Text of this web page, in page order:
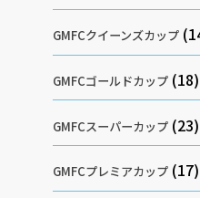
GMFCクイーンズカップ
GMFCゴールドカップ (18)
GMFCスーパーカップ (23)
GMFCプレミアカップ (17)